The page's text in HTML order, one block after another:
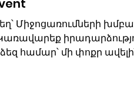
Միջոցառումների
համար՝ մի փոքր